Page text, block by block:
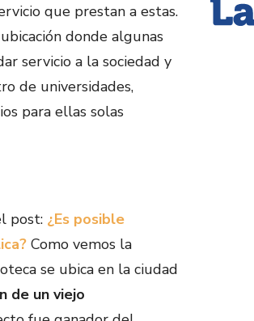
que prestan a estas.
donde algunas
servicio a la sociedad y
de universidades,
para ellas solas
post: ¿Es posible
Como vemos la
se ubica en la ciudad
de un viejo